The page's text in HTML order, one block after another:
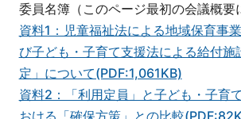
委員名簿（このページ最初の会議概要
資料1：児童福祉法による地域保育事
び子ども・子育て支援法による給付施
定」について(PDF:1,061KB)
資料2：「利用定員」と子ども・子育
おける「確保方策」との比較